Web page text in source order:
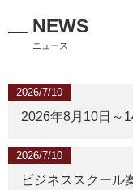
NEWS
ニュース
2026/7/10
2026年8月10日～
2026/7/10
ビジネススクール